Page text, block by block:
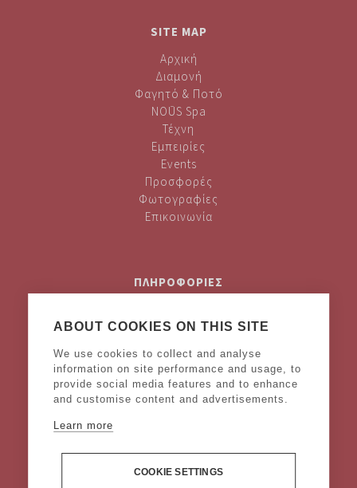
SITE MAP
Αρχική
Διαμονή
Φαγητό & Ποτό
NOŪS Spa
Τέχνη
Εμπειρίες
Events
Προσφορές
Φωτογραφίες
Επικοινωνία
ΠΛΗΡΟΦΟΡΙΕΣ
Cookies Policy
Legal Notice
ABOUT COOKIES ON THIS SITE
We use cookies to collect and analyse
information on site performance and usage, to
provide social media features and to enhance
and customise content and advertisements.
Learn more
COOKIE SETTINGS